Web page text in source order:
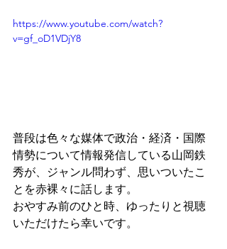
https://www.youtube.com/watch?
v=gf_oD1VDjY8
普段は色々な媒体で政治・経済・国際
情勢について情報発信している山岡鉄
秀が、ジャンル問わず、思いついたこ
とを赤裸々に話します。
おやすみ前のひと時、ゆったりと視聴
いただけたら幸いです。